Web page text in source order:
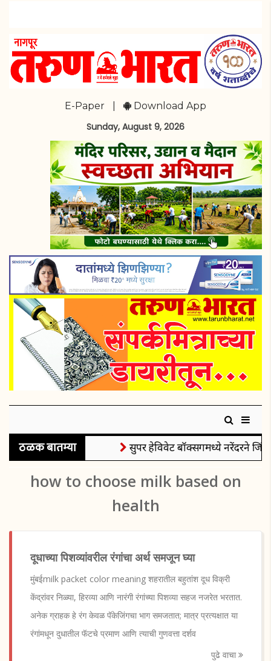
E-Paper Download App
Sunday, August 9, 2026
ठळक बातम्या सुपर हेविवेट बॉक्सिंगमध्ये नरेंदरने
how to choose milk based on
health
दूधाच्या पिशव्यांवरील रंगांचा अर्थ समजून घ्या
मुंबईmilk packet color meaning शहरातील बहुतांश दूध विक्री
केंद्रांवर निळ्या, हिरव्या आणि नारंगी रंगांच्या पिशव्या सहज नजरेत भरतात.
अनेक ग्राहक हे रंग केवळ पॅकेजिंगचा भाग समजतात; मात्र प्रत्यक्षात या
रंगांमधून दुधातील फॅटचे प्रमाण आणि त्याची गुणवत्ता दर्शव
पुढे वाचा